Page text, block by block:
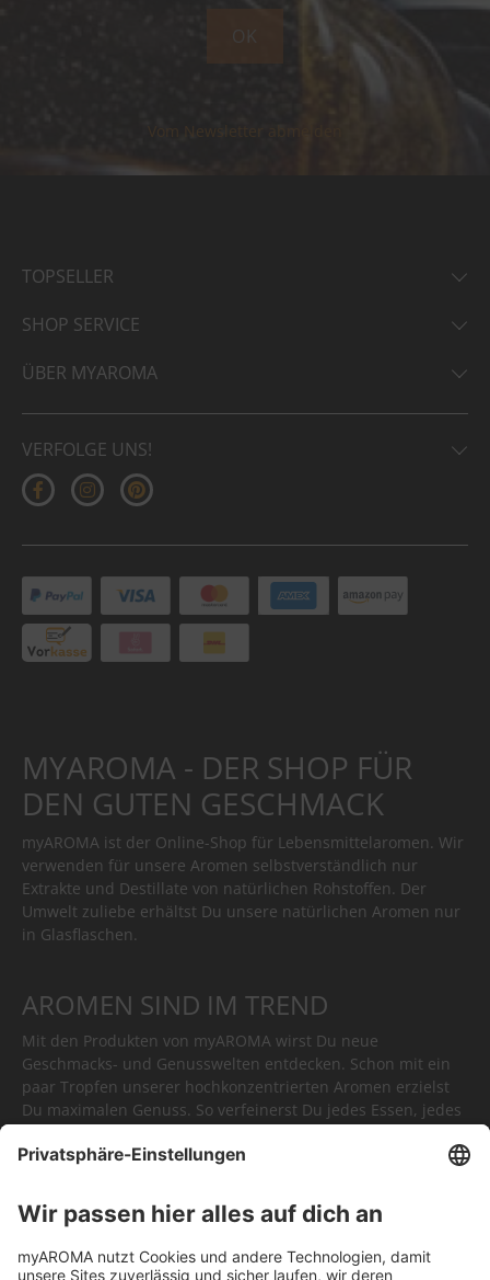
OK
Vom Newsletter abmelden
TOPSELLER
SHOP SERVICE
ÜBER MYAROMA
VERFOLGE UNS!
MYAROMA - DER SHOP FÜR
DEN GUTEN GESCHMACK
myAROMA ist der Online-Shop für Lebensmittelaromen. Wir
verwenden für unsere Aromen selbstverständlich nur
Extrakte und Destillate von natürlichen Rohstoffen. Der
Umwelt zuliebe erhältst Du unsere natürlichen Aromen nur
in Glasflaschen.
AROMEN SIND IM TREND
Mit den Produkten von myAROMA wirst Du neue
Geschmacks- und Genusswelten entdecken. Schon mit ein
paar Tropfen unserer hochkonzentrierten Aromen erzielst
Du maximalen Genuss. So verfeinerst Du jedes Essen, jedes
kulinarische Höhepunkte in Tropfenform.
FÜR JEDEN AUGENBLICK DAS
RICHTIGE AROMA